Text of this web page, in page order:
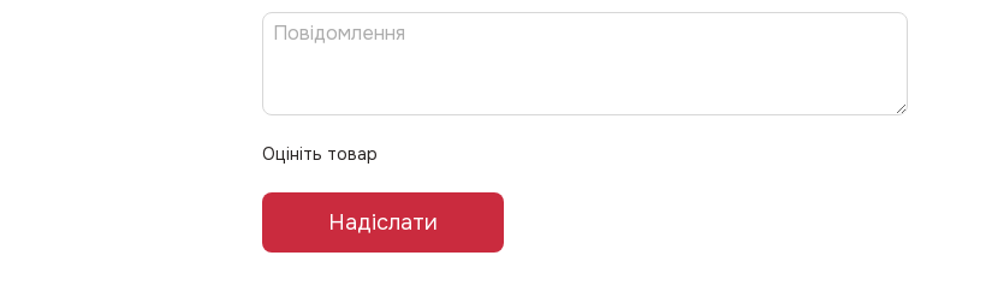
Оцініть товар
Надіслати